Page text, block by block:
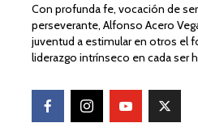
Con profunda fe, vocación de
perseverante, Alfonso Acero
juventud a estimular en otros el
liderazgo intrínseco en cada ser